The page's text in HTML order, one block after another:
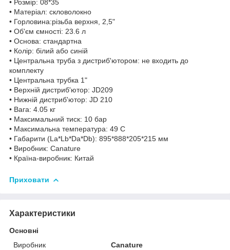
• Розмір: 08*35
• Матеріал: скловолокно
• Горловина:різьба верхня, 2,5"
• Об'єм ємності: 23.6 л
• Основа: стандартна
• Колір: білий або синій
• Центральна труба з дистриб'ютором: не входить до
комплекту
• Центральна трубка 1"
• Верхній дистриб'ютор: JD209
• Нижній дистриб'ютор: JD 210
• Вага: 4.05 кг
• Максимальний тиск: 10 бар
• Максимальна температура: 49 С
• Габарити (La*Lb*Da*Db): 895*888*205*215 мм
• Виробник: Canature
• Країна-виробник: Китай
Приховати
Характеристики
Основні
Виробник
Canature